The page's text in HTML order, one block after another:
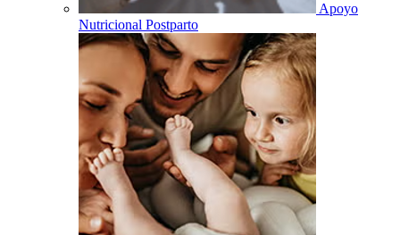
Apoyo
Nutricional Postparto